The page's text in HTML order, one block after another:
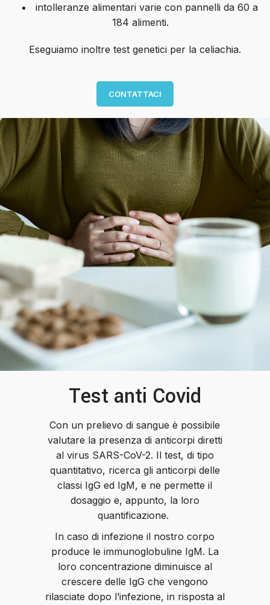
intolleranze alimentari varie con pannelli da 60 a
184 alimenti.
Eseguiamo inoltre test genetici per la celiachia.
CONTATTACI
Test anti Covid
Con un prelievo di sangue è possibile
valutare la presenza di anticorpi diretti
al virus SARS-CoV-2. Il test, di tipo
quantitativo, ricerca gli anticorpi delle
classi IgG ed IgM, e ne permette il
dosaggio e, appunto, la loro
quantificazione.
In caso di infezione il nostro corpo
produce le immunoglobuline IgM. La
loro concentrazione diminuisce al
crescere delle IgG che vengono
rilasciate dopo l’infezione, in risposta al